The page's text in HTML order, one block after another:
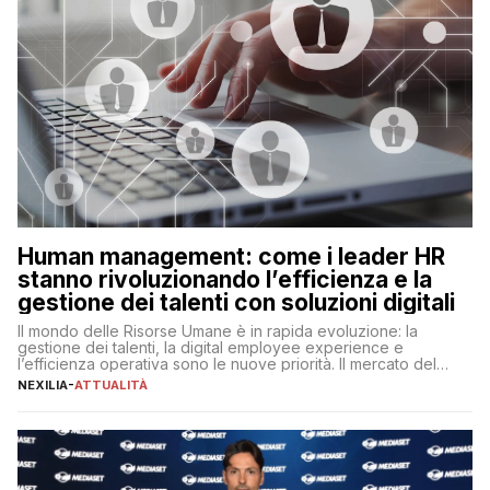
Human management: come i leader HR
stanno rivoluzionando l’efficienza e la
gestione dei talenti con soluzioni digitali
Il mondo delle Risorse Umane è in rapida evoluzione: la
gestione dei talenti, la digital employee experience e
l’efficienza operativa sono le nuove priorità. Il mercato del
lavoro, d’altra parte, è sempre più competitivo con una lotta
NEXILIA-ATTUALITÀ